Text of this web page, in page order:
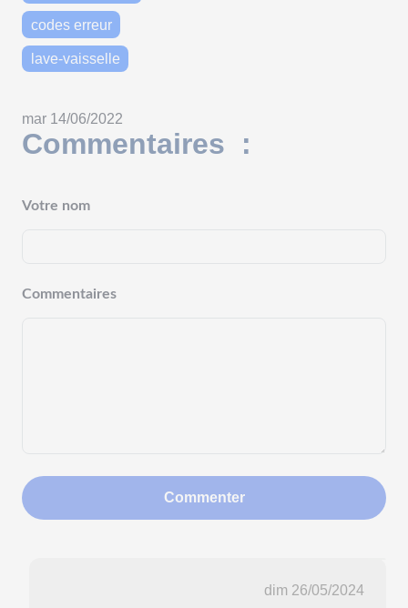
codes erreur
lave-vaisselle
mar 14/06/2022
Commentaires :
Votre nom
Commentaires
Commenter
dim 26/05/2024